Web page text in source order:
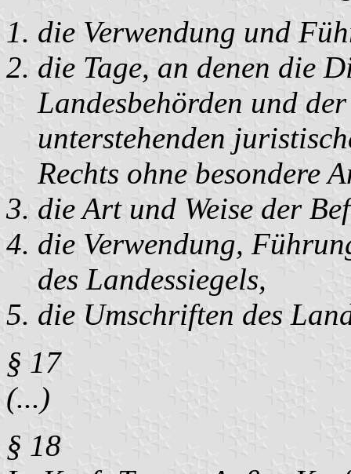
die Verwendung und
die Tage, an denen die
Landesbehörden und
unterstehenden
Rechts ohne besondere
die Art und Weise der
die Verwendung,
des Landessiegels,
die Umschriften des
§ 17
(...)
§ 18